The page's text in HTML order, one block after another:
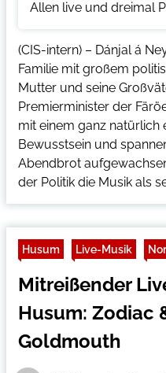
(CIS-intern) – Dánjal á
Familie mit großem
Mutter und seine
Premierminister der
mit einem ganz natürlich
Bewusstsein und
Abendbrot
der Politik die Musik als
Husum Live-Musik
Mitreißender
Husum: Zodiac
Goldmouth